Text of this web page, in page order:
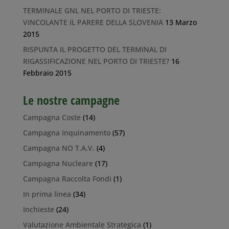
TERMINALE GNL NEL PORTO DI TRIESTE:
VINCOLANTE IL PARERE DELLA SLOVENIA 13 Marzo
2015
RISPUNTA IL PROGETTO DEL TERMINAL DI
RIGASSIFICAZIONE NEL PORTO DI TRIESTE? 16
Febbraio 2015
Le nostre campagne
Campagna Coste (14)
Campagna Inquinamento(57)
Campagna NO T.A.V. (4)
Campagna Nucleare (17)
Campagna Raccolta Fondi (1)
In prima linea (34)
Inchieste (24)
Valutazione Ambientale Strategica (1)